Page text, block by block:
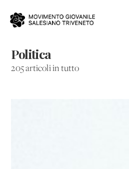
Politica
205 articoli in tutto